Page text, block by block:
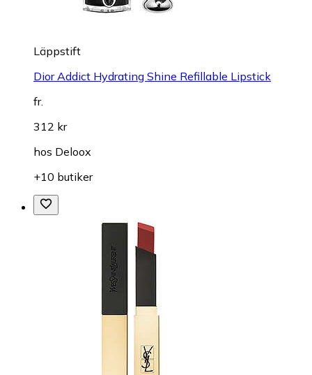
Läppstift
Dior Addict Hydrating Shine Refillable Lipstick
fr.
312 kr
hos Deloox
+10 butiker